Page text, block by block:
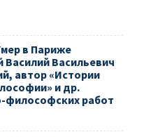
в Париже
Василий Васильевич
автор «Истории
и др.
философских работ